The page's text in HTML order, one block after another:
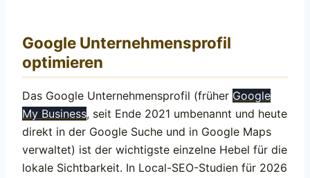
Google Unternehmensprofil
optimieren
Das Google Unternehmensprofil (früher Google
My Business, seit Ende 2021 umbenannt und heute
direkt in der Google Suche und in Google Maps
verwaltet) ist der wichtigste einzelne Hebel für die
lokale Sichtbarkeit. In Local-SEO-Studien für 2026